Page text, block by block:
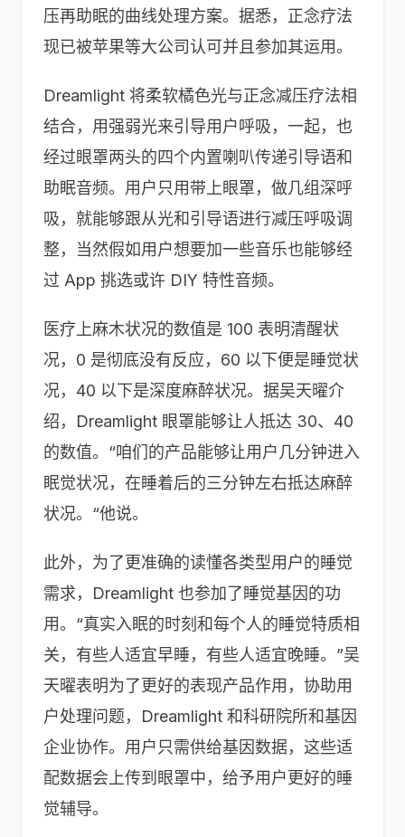
压再助眠的曲线处理方案。据悉，正念疗法
现已被苹果等大公司认可并且参加其运用。
Dreamlight 将柔软橘色光与正念减压疗法相
结合，用强弱光来引导用户呼吸，一起，也
经过眼罩两头的四个内置喇叭传递引导语和
助眠音频。用户只用带上眼罩，做几组深呼
吸，就能够跟从光和引导语进行减压呼吸调
整，当然假如用户想要加一些音乐也能够经
过 App 挑选或许 DIY 特性音频。
医疗上麻木状况的数值是 100 表明清醒状
况，0 是彻底没有反应，60 以下便是睡觉状
况，40 以下是深度麻醉状况。据吴天曜介
绍，Dreamlight 眼罩能够让人抵达 30、40
的数值。“咱们的产品能够让用户几分钟进入
眠觉状况，在睡着后的三分钟左右抵达麻醉
状况。“他说。
此外，为了更准确的读懂各类型用户的睡觉
需求，Dreamlight 也参加了睡觉基因的功
用。“真实入眠的时刻和每个人的睡觉特质相
关，有些人适宜早睡，有些人适宜晚睡。”吴
天曜表明为了更好的表现产品作用，协助用
户处理问题，Dreamlight 和科研院所和基因
企业协作。用户只需供给基因数据，这些适
配数据会上传到眼罩中，给予用户更好的睡
觉辅导。